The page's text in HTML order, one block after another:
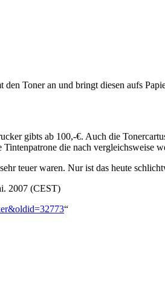
Toner an und bringt diesen aufs
gibts ab 100,-€. Auch die
die nach vergleichsweise
teuer waren. Nur ist das heute
2007 (CEST)
“